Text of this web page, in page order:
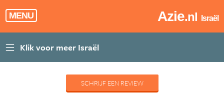
MENU Azie.nl Israël
SCHRIJF EEN REVIEW